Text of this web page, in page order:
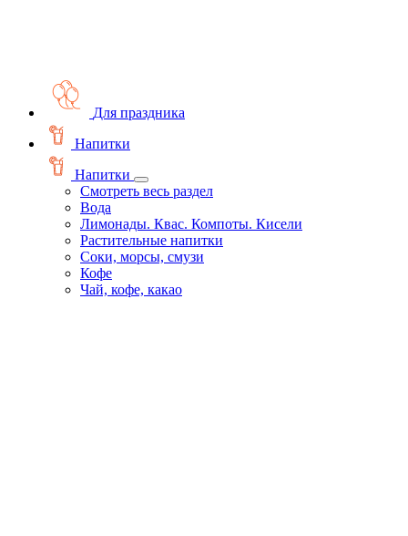
Для праздника
Напитки
Напитки
Смотреть весь раздел
Вода
Лимонады. Квас. Компоты. Кисели
Растительные напитки
Соки, морсы, смузи
Кофе
Чай, кофе, какао